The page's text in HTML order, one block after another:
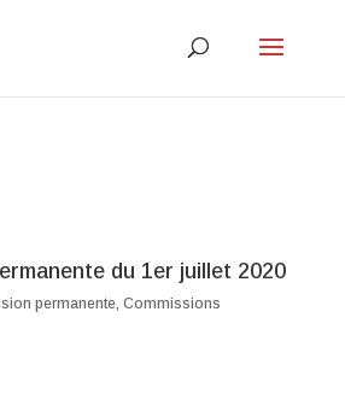
du 1er juillet 2020
permanente, Commissions